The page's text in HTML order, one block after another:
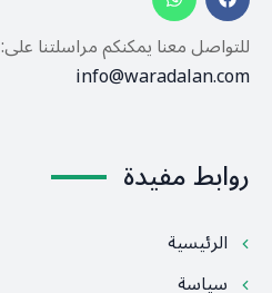
للتواصل معنا يمكنكم مراسلتنا على:
info@waradalan.com
روابط مفيدة
الرئيسية
سياسة